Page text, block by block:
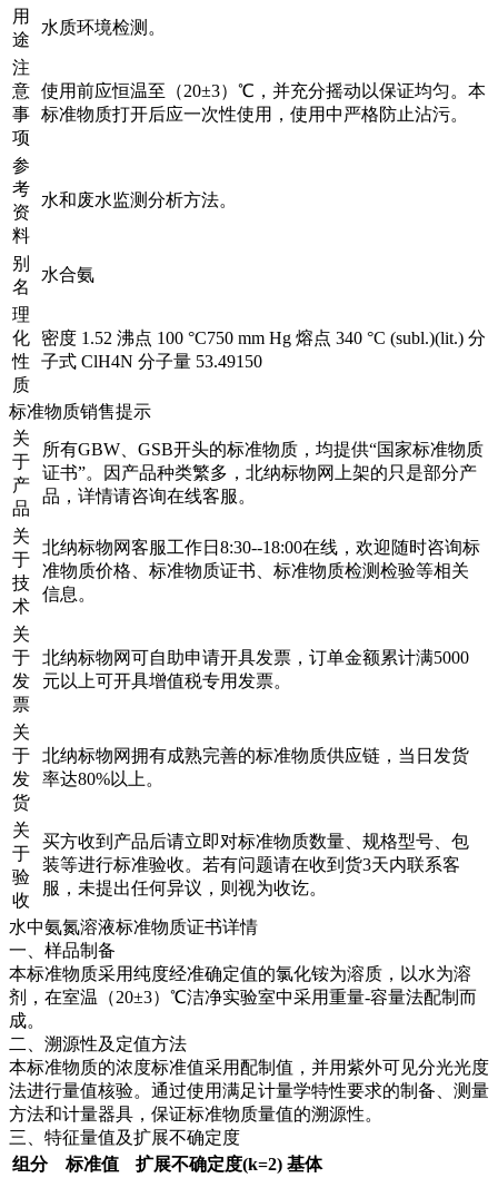
用
途
水质环境检测。
注
意
事
项
使用前应恒温至（20±3）℃，并充分摇动以保证均匀。本
标准物质打开后应一次性使用，使用中严格防止沾污。
参
考
资
料
水和废水监测分析方法。
别
名
水合氨
理
化
性
质
密度 1.52 沸点 100 °C750 mm Hg 熔点 340 °C (subl.)(lit.) 分
子式 ClH4N 分子量 53.49150
标准物质销售提示
关
于
产
品
所有GBW、GSB开头的标准物质，均提供“国家标准物质
证书”。因产品种类繁多，北纳标物网上架的只是部分产
品，详情请咨询在线客服。
关
于
技
术
北纳标物网客服工作日8:30--18:00在线，欢迎随时咨询标
准物质价格、标准物质证书、标准物质检测检验等相关
信息。
关
于
发
票
北纳标物网可自助申请开具发票，订单金额累计满5000
元以上可开具增值税专用发票。
关
于
发
货
北纳标物网拥有成熟完善的标准物质供应链，当日发货
率达80%以上。
关
于
验
收
买方收到产品后请立即对标准物质数量、规格型号、包
装等进行标准验收。若有问题请在收到货3天内联系客
服，未提出任何异议，则视为收讫。
水中氨氮溶液标准物质证书详情
一、样品制备
本标准物质采用纯度经准确定值的氯化铵为溶质，以水为溶
剂，在室温（20±3）℃洁净实验室中采用重量-容量法配制而
成。
二、溯源性及定值方法
本标准物质的浓度标准值采用配制值，并用紫外可见分光光度
法进行量值核验。通过使用满足计量学特性要求的制备、测量
方法和计量器具，保证标准物质量值的溯源性。
三、特征量值及扩展不确定度
组分
标准值 扩展不确定度(k=2) 基体